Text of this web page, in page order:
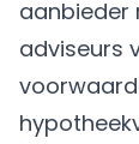
aanbieder
adviseurs